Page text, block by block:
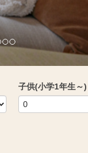
子供(小学1年生～)